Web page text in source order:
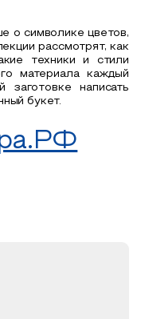
о символике цветов,
рассмотрят, как
техники и стили
материала каждый
заготовке написать
букет.